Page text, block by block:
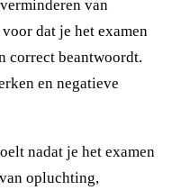
van
dat je het examen
correct beantwoordt.
en negatieve
nadat je het examen
opluchting,